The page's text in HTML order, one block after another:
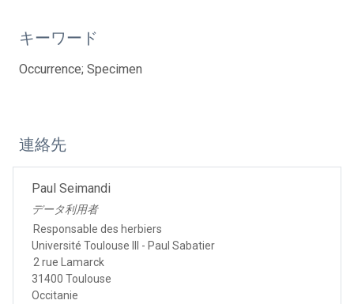
キーワード
Occurrence; Specimen
連絡先
Paul Seimandi
データ利用者
Responsable des herbiers
Université Toulouse III - Paul Sabatier
2 rue Lamarck
31400 Toulouse
Occitanie